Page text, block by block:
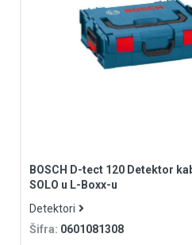
BOSCH D-tect 120 Detektor
SOLO u L-Boxx-u
Detektori
Šifra: 0601081308